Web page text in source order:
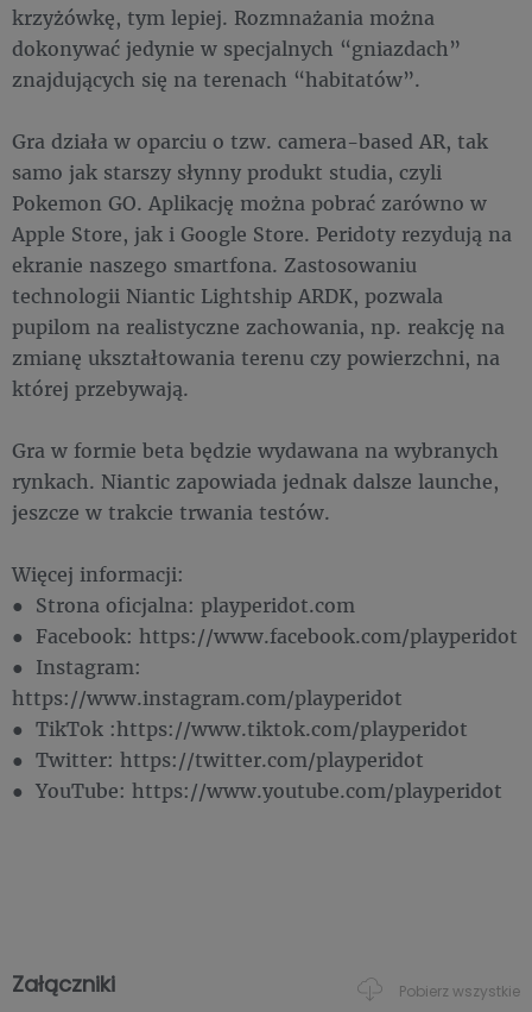
krzyżówkę, tym lepiej. Rozmnażania można
dokonywać jedynie w specjalnych “gniazdach”
znajdujących się na terenach “habitatów”.
Gra działa w oparciu o tzw. camera-based AR, tak
samo jak starszy słynny produkt studia, czyli
Pokemon GO. Aplikację można pobrać zarówno w
Apple Store, jak i Google Store. Peridoty rezydują na
ekranie naszego smartfona. Zastosowaniu
technologii Niantic Lightship ARDK, pozwala
pupilom na realistyczne zachowania, np. reakcję na
zmianę ukształtowania terenu czy powierzchni, na
której przebywają.
Gra w formie beta będzie wydawana na wybranych
rynkach. Niantic zapowiada jednak dalsze launche,
jeszcze w trakcie trwania testów.
Więcej informacji:
● Strona oficjalna: playperidot.com
● Facebook: https://www.facebook.com/playperidot
● Instagram:
https://www.instagram.com/playperidot
● TikTok :https://www.tiktok.com/playperidot
● Twitter: https://twitter.com/playperidot
● YouTube: https://www.youtube.com/playperidot
Załączniki Pobierz wszystkie